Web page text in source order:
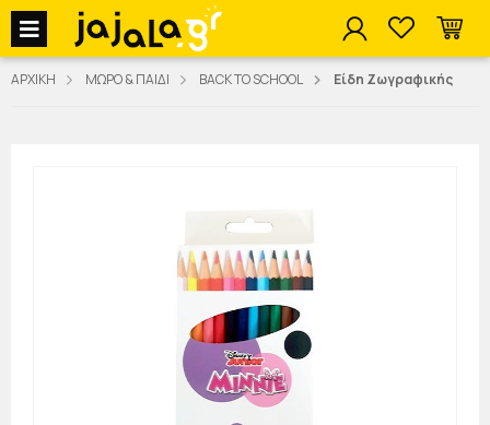
jajala Menu
ΑΡΧΙΚΗ ΜΩΡΟ & ΠΑΙΔΙ BACK TO SCHOOL Είδη Ζωγραφικής